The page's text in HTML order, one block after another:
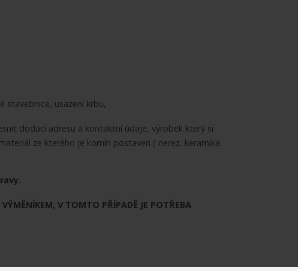
stavebnice, usazení krbu,
dodací adresu a kontaktní údaje, výrobek který si
ze kterého je komín postaven ( nerez, keramika
V TOMTO PŘÍPADĚ JE POTŘEBA